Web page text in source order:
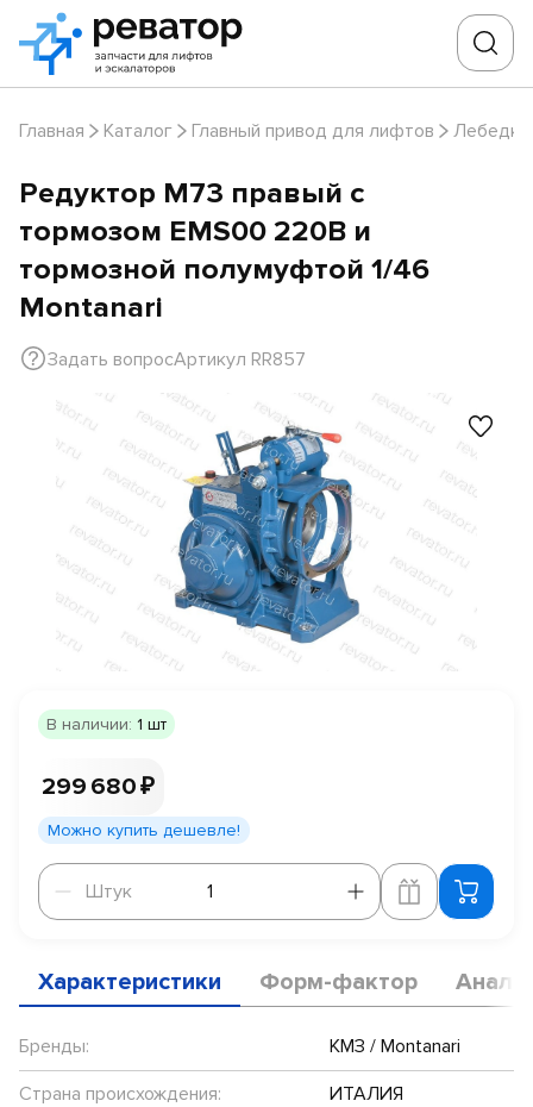
Главная Каталог Главный привод для лифтов
Редуктор M73 правый с
тормозом EMS00 220В и
тормозной полумуфтой 1/46
Montanari
Задать вопросАртикул RR857
В наличии: 1 шт
299 680 ₽
Можно купить дешевле!
Штук
Штук
Характеристики Форм-фактор
Бренды:
КМЗ / Montanari
Страна происхождения:
ИТАЛИЯ